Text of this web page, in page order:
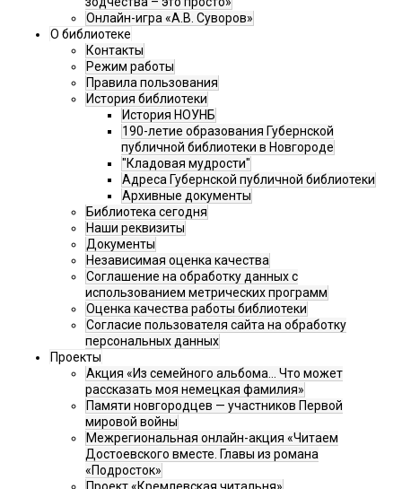
Онлайн-игра «А.В. Суворов»
О библиотеке
Контакты
Режим работы
Правила пользования
История библиотеки
История НОУНБ
190-летие образования Губернской
публичной библиотеки в Новгороде
"Кладовая мудрости"
Адреса Губернской публичной библиотеки
Архивные документы
Библиотека сегодня
Наши реквизиты
Документы
Независимая оценка качества
Соглашение на обработку данных с
использованием метрических программ
Оценка качества работы библиотеки
Согласие пользователя сайта на обработку
персональных данных
Проекты
Акция «Из семейного альбома... Что может
рассказать моя немецкая фамилия»
Памяти новгородцев — участников Первой
мировой войны
Межрегиональная онлайн-акция «Читаем
Достоевского вместе. Главы из романа
«Подросток»